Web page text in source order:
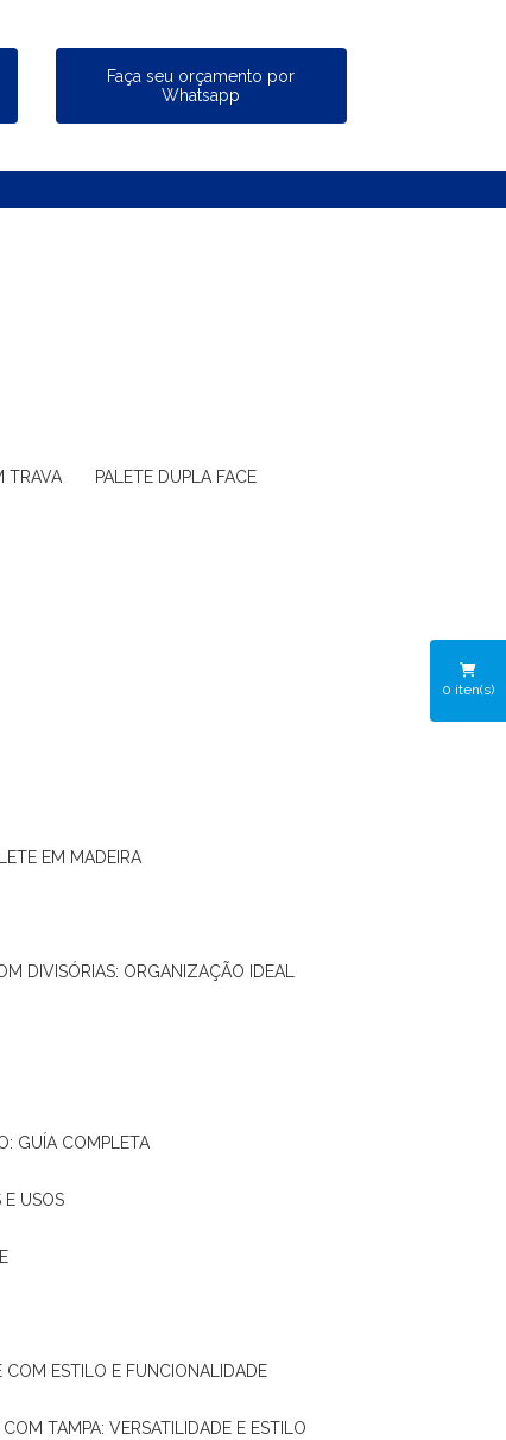
Faça seu orçamento por
Whatsapp
TRAVA PALETE DUPLA FACE
EM MADEIRA
DIVISÓRIAS: ORGANIZAÇÃO IDEAL
GUÍA COMPLETA
E USOS
COM ESTILO E FUNCIONALIDADE
COM TAMPA: VERSATILIDADE E ESTILO
0 iten(s)